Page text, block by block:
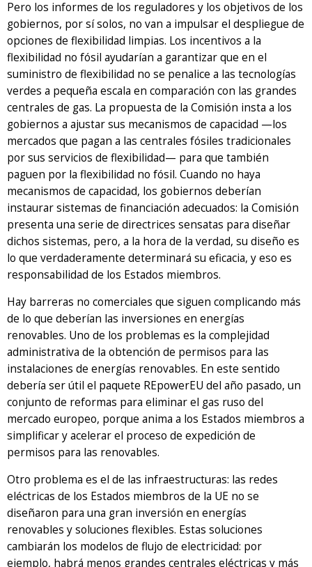
Pero los informes de los reguladores y los objetivos de los
gobiernos, por sí solos, no van a impulsar el despliegue de
opciones de flexibilidad limpias. Los incentivos a la
flexibilidad no fósil ayudarían a garantizar que en el
suministro de flexibilidad no se penalice a las tecnologías
verdes a pequeña escala en comparación con las grandes
centrales de gas. La propuesta de la Comisión insta a los
gobiernos a ajustar sus mecanismos de capacidad —los
mercados que pagan a las centrales fósiles tradicionales
por sus servicios de flexibilidad— para que también
paguen por la flexibilidad no fósil. Cuando no haya
mecanismos de capacidad, los gobiernos deberían
instaurar sistemas de financiación adecuados: la Comisión
presenta una serie de directrices sensatas para diseñar
dichos sistemas, pero, a la hora de la verdad, su diseño es
lo que verdaderamente determinará su eficacia, y eso es
responsabilidad de los Estados miembros.
Hay barreras no comerciales que siguen complicando más
de lo que deberían las inversiones en energías
renovables. Uno de los problemas es la complejidad
administrativa de la obtención de permisos para las
instalaciones de energías renovables. En este sentido
debería ser útil el paquete REpowerEU del año pasado, un
conjunto de reformas para eliminar el gas ruso del
mercado europeo, porque anima a los Estados miembros a
simplificar y acelerar el proceso de expedición de
permisos para las renovables.
Otro problema es el de las infraestructuras: las redes
eléctricas de los Estados miembros de la UE no se
diseñaron para una gran inversión en energías
renovables y soluciones flexibles. Estas soluciones
cambiarán los modelos de flujo de electricidad: por
ejemplo, habrá menos grandes centrales eléctricas y más